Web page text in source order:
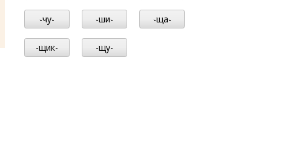
-чу- -ши- -ща-
-щик- -щу-